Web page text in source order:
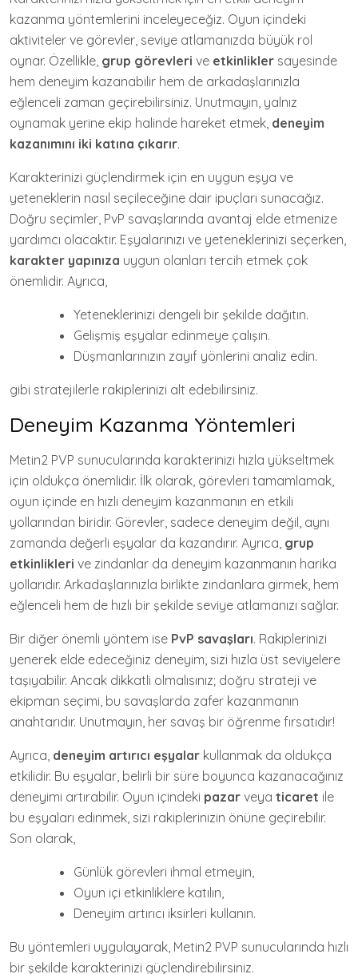
kazanma yöntemlerini inceleyeceğiz. Oyun içindeki
aktiviteler ve görevler, seviye atlamanızda büyük rol
oynar. Özellikle, grup görevleri ve etkinlikler sayesinde
hem deneyim kazanabilir hem de arkadaşlarınızla
eğlenceli zaman geçirebilirsiniz. Unutmayın, yalnız
oynamak yerine ekip halinde hareket etmek, deneyim
kazanımını iki katına çıkarır.
Karakterinizi güçlendirmek için en uygun eşya ve
yeteneklerin nasıl seçileceğine dair ipuçları sunacağız.
Doğru seçimler, PvP savaşlarında avantaj elde etmenize
yardımcı olacaktır. Eşyalarınızı ve yeteneklerinizi seçerken,
karakter yapınıza uygun olanları tercih etmek çok
önemlidir. Ayrıca,
Yeteneklerinizi dengeli bir şekilde dağıtın.
Gelişmiş eşyalar edinmeye çalışın.
Düşmanlarınızın zayıf yönlerini analiz edin.
gibi stratejilerle rakiplerinizi alt edebilirsiniz.
Deneyim Kazanma Yöntemleri
Metin2 PVP sunucularında karakterinizi hızla yükseltmek
için oldukça önemlidir. İlk olarak, görevleri tamamlamak,
oyun içinde en hızlı deneyim kazanmanın en etkili
yollarından biridir. Görevler, sadece deneyim değil, aynı
zamanda değerli eşyalar da kazandırır. Ayrıca, grup
etkinlikleri ve zindanlar da deneyim kazanmanın harika
yollarıdır. Arkadaşlarınızla birlikte zindanlara girmek, hem
eğlenceli hem de hızlı bir şekilde seviye atlamanızı sağlar.
Bir diğer önemli yöntem ise PvP savaşları. Rakiplerinizi
yenerek elde edeceğiniz deneyim, sizi hızla üst seviyelere
taşıyabilir. Ancak dikkatli olmalısınız; doğru strateji ve
ekipman seçimi, bu savaşlarda zafer kazanmanın
anahtarıdır. Unutmayın, her savaş bir öğrenme fırsatıdır!
Ayrıca, deneyim artırıcı eşyalar kullanmak da oldukça
etkilidir. Bu eşyalar, belirli bir süre boyunca kazanacağınız
deneyimi artırabilir. Oyun içindeki pazar veya ticaret ile
bu eşyaları edinmek, sizi rakiplerinizin önüne geçirebilir.
Son olarak,
Günlük görevleri ihmal etmeyin,
Oyun içi etkinliklere katılın,
Deneyim artırıcı iksirleri kullanın.
Bu yöntemleri uygulayarak, Metin2 PVP sunucularında hızlı
bir şekilde karakterinizi güçlendirebilirsiniz.